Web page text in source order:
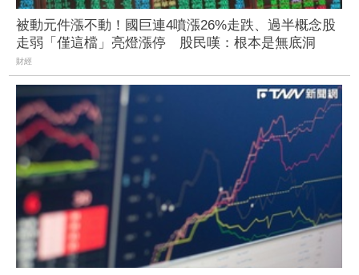
被動元件漲不動！國巨連4噴漲26%走跌、過半概念股
走弱「僅這檔」亮燈漲停 股民嘆：根本是無底洞
財經